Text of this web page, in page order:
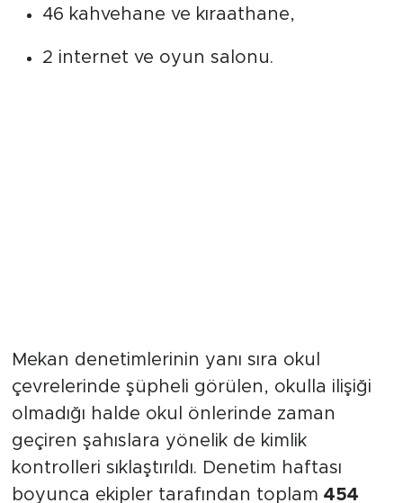
46 kahvehane ve kıraathane,
2 internet ve oyun salonu.
Mekan denetimlerinin yanı sıra okul
çevrelerinde şüpheli görülen, okulla ilişiği
olmadığı halde okul önlerinde zaman
geçiren şahıslara yönelik de kimlik
kontrolleri sıklaştırıldı. Denetim haftası
boyunca ekipler tarafından toplam
454